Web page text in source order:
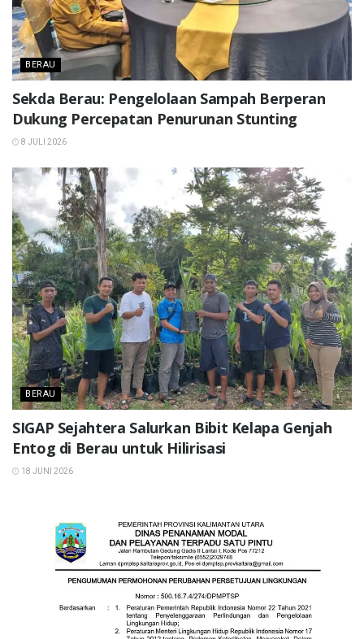
BERAU
Sekda Berau: Pengelolaan Sampah Berperan
Dukung Percepatan Penurunan Stunting
8 JULI 2026
BERAU
SIGAP Sejahtera Salurkan Bibit Kelapa Genjah
Entog di Berau untuk Hilirisasi
18 JUNI 2026